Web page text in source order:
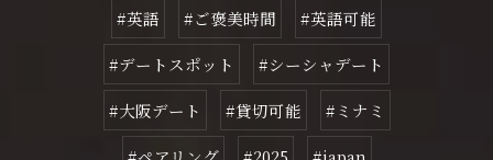
#英語
#ご褒美時間
#英語可能
#デートスポット
#シーシャデート
#大阪デート
#貸切可能
#ミナミ